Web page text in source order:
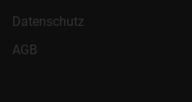
Impressum
Datenschutz